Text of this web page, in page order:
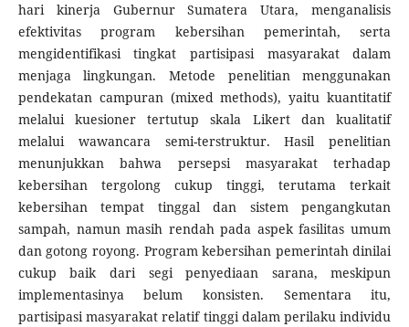
hari kinerja Gubernur Sumatera Utara, menganalisis
efektivitas program kebersihan pemerintah, serta
mengidentifikasi tingkat partisipasi masyarakat dalam
menjaga lingkungan. Metode penelitian menggunakan
pendekatan campuran (mixed methods), yaitu kuantitatif
melalui kuesioner tertutup skala Likert dan kualitatif
melalui wawancara semi-terstruktur. Hasil penelitian
menunjukkan bahwa persepsi masyarakat terhadap
kebersihan tergolong cukup tinggi, terutama terkait
kebersihan tempat tinggal dan sistem pengangkutan
sampah, namun masih rendah pada aspek fasilitas umum
dan gotong royong. Program kebersihan pemerintah dinilai
cukup baik dari segi penyediaan sarana, meskipun
implementasinya belum konsisten. Sementara itu,
partisipasi masyarakat relatif tinggi dalam perilaku individu